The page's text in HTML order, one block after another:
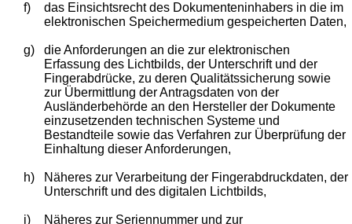
f)
das Einsichtsrecht des Dokumenteninhabers in die im
elektronischen Speichermedium gespeicherten Daten,
g)
die Anforderungen an die zur elektronischen
Erfassung des Lichtbilds, der Unterschrift und der
Fingerabdrücke, zu deren Qualitätssicherung sowie
zur Übermittlung der Antragsdaten von der
Ausländerbehörde an den Hersteller der Dokumente
einzusetzenden technischen Systeme und
Bestandteile sowie das Verfahren zur Überprüfung der
Einhaltung dieser Anforderungen,
h)
Näheres zur Verarbeitung der Fingerabdruckdaten, der
Unterschrift und des digitalen Lichtbilds,
i)
Näheres zur Seriennummer und zur